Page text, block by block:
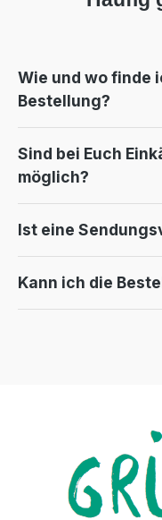
Wie und wo finde
Bestellung?
Sind bei Euch
möglich?
Ist eine
Kann ich die